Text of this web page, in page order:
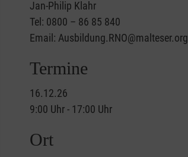
Jan-Philip Klahr
Tel: 0800 – 86 85 840
Email: Ausbildung.RNO@malteser.org
Termine
16.12.26
9:00 Uhr - 17:00 Uhr
Ort